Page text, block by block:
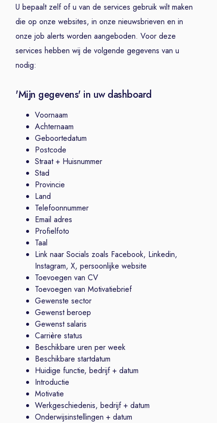
U bepaalt zelf of u van de services gebruik wilt maken
die op onze websites, in onze nieuwsbrieven en in
onze job alerts worden aangeboden. Voor deze
services hebben wij de volgende gegevens van u
nodig:
'Mijn gegevens' in uw dashboard
Voornaam
Achternaam
Geboortedatum
Postcode
Straat + Huisnummer
Stad
Provincie
Land
Telefoonnummer
Email adres
Profielfoto
Taal
Link naar Socials zoals Facebook, Linkedin,
Instagram, X, persoonlijke website
Toevoegen van CV
Toevoegen van Motivatiebrief
Gewenste sector
Gewenst beroep
Gewenst salaris
Carrière status
Beschikbare uren per week
Beschikbare startdatum
Huidige functie, bedrijf + datum
Introductie
Motivatie
Werkgeschiedenis, bedrijf + datum
Onderwijsinstellingen + datum